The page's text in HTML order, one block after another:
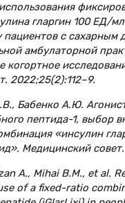
гларгин 100 ЕД/
пациентов с сахарным
амбулаторной
когортное
2022;25(2):112–9.
Бабенко А.Ю.
пептида-1, выбор
«инсулин
Медицинский
A., Mihai B.M., et al.
of a fixed-ratio